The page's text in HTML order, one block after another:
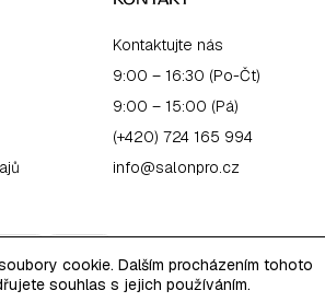
cookie. Dalším procházením tohoto
souhlas s jejich používáním.
Kontaktujte nás
9:00 – 16:30 (Po-Čt)
9:00 – 15:00 (Pá)
(+420) 724 165 994
info@salonpro.cz